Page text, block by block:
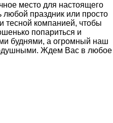
место для настоящего
праздник или просто
тесной компанией, чтобы
попариться и
буднями, а огромный наш
Ждем Вас в любое